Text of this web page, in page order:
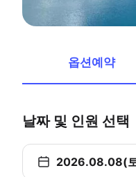
옵션예약
날짜 및 인원 선택
2026.08.08(